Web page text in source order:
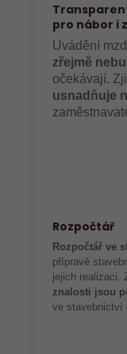
pro nábor i
Uvádění
zřejmě
očekávají.
usnadňuje
Rozpočtář
Rozpočtář ve
přípravě
jejich realizaci.
znalosti jsou
ve stavebnictví